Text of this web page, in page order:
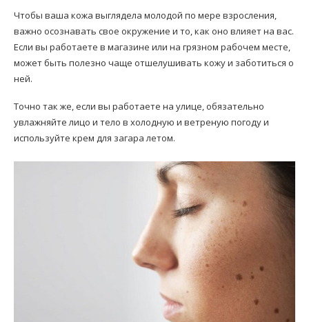
Чтобы ваша кожа выглядела молодой по мере взросления,
важно осознавать свое окружение и то, как оно влияет на вас.
Если вы работаете в магазине или на грязном рабочем месте,
может быть полезно чаще отшелушивать кожу и заботиться о
ней.
Точно так же, если вы работаете на улице, обязательно
увлажняйте лицо и тело в холодную и ветреную погоду и
используйте крем для загара летом.